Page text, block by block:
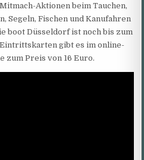
Aktionen beim Tauchen,
Segeln, Fischen und Kanufahren
boot Düsseldorf ist noch bis zum
Eintrittskarten gibt es im online-
zum Preis von 16 Euro.